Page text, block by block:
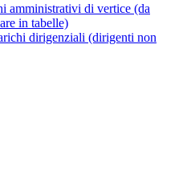
amministrativi di vertice (da
in tabelle)
dirigenziali (dirigenti non